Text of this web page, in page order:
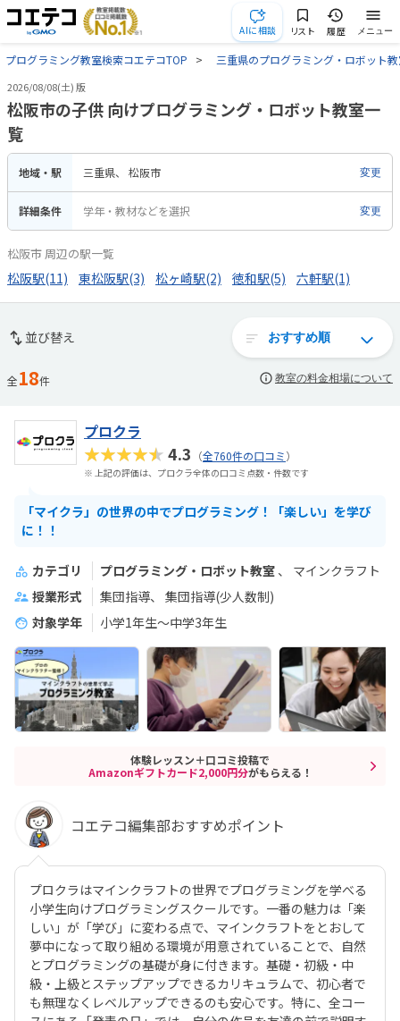
AIに相談 リスト 履歴 メニュー
プログラミング教室検索コエテコTOP 三重県のプログラミング・ロボット
2026/08/08(土) 版
松阪市の子供 向けプログラミング・ロボット教室一
覧
地域・駅 三重県 松阪市 変更
詳細条件 学年・教材などを選択 変更
松阪市 周辺の駅一覧
松阪駅(11) 東松阪駅(3) 松ヶ崎駅(2) 徳和駅(5) 六軒駅(1)
並び替え
全18件 教室の料金相場について
プロクラ
★★★★★4.3 （全760件の口コミ）
※ 上記の評価は、プロクラ全体の口コミ点数・件数です
「マイクラ」の世界の中でプログラミング！「楽しい」を学び
に！！
カテゴリ プログラミング・ロボット教室
マインクラフト
授業形式
集団指導
集団指導(少人数制)
対象学年
小学1年生～中学3年生
体験レッスン＋口コミ投稿で
Amazonギフトカード2,000円分がもらえる！
コエテコ編集部おすすめポイント
プロクラはマインクラフトの世界でプログラミングを学べる
小学生向けプログラミングスクールです。一番の魅力は「楽
しい」が「学び」に変わる点で、マインクラフトをとおして
夢中になって取り組める環境が用意されていることで、自然
とプログラミングの基礎が身に付きます。基礎・初級・中
級・上級とステップアップできるカリキュラムで、初心者で
も無理なくレベルアップできるのも安心です。特に、全コー